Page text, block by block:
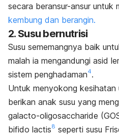
secara beransur-ansur untuk
kembung dan berangin.
2. Susu bernutrisi
Susu sememangnya baik
malah ia mengandungi asid
sistem penghadaman4.
Untuk menyokong kesihatan
berikan anak susu yang
galacto-oligosaccharide
bifido lactis8 seperti susu